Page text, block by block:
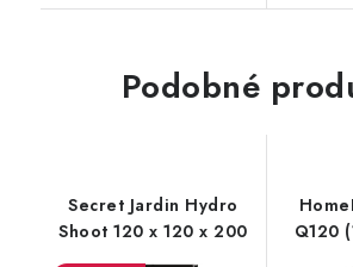
Podobné
Secret Jardin Hydro
Shoot 120 x 120 x 200
Q120